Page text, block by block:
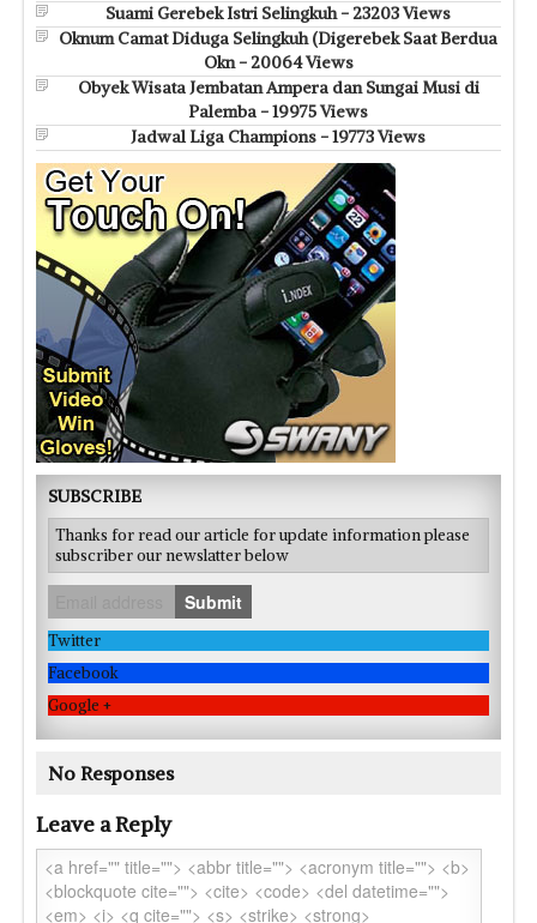
Suami Gerebek Istri Selingkuh - 23203 Views
Oknum Camat Diduga Selingkuh (Digerebek Saat Berdua
Okn - 20064 Views
Obyek Wisata Jembatan Ampera dan Sungai Musi di
Palemba - 19975 Views
Jadwal Liga Champions - 19773 Views
SUBSCRIBE
Thanks for read our article for update information please
subscriber our newslatter below
Submit
Twitter
Facebook
Google +
No Responses
Leave a Reply